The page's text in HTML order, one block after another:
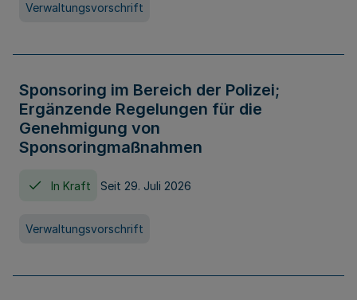
Verwaltungsvorschrift
Sponsoring im Bereich der Polizei;
Ergänzende Regelungen für die
Genehmigung von
Sponsoringmaßnahmen
In Kraft Seit 29. Juli 2026
Verwaltungsvorschrift